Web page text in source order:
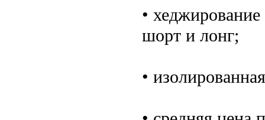
•
шорт и лонг;
•